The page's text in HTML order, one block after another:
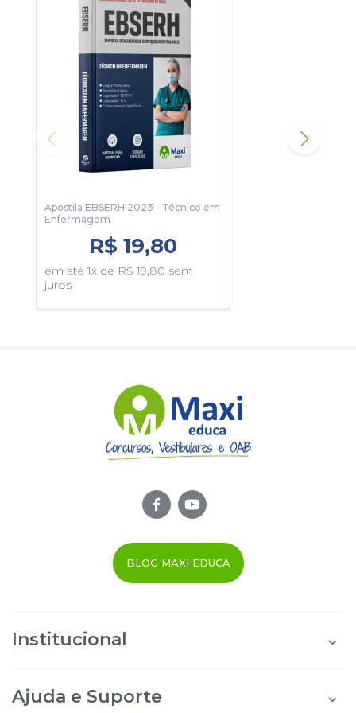
Apostila EBSERH 2023 - Técnico em
Enfermagem
R$ 19,80
em até 1x de R$ 19,80 sem
juros
BLOG MAXI EDUCA
Institucional
Área do Afiliado
Ajuda e Suporte